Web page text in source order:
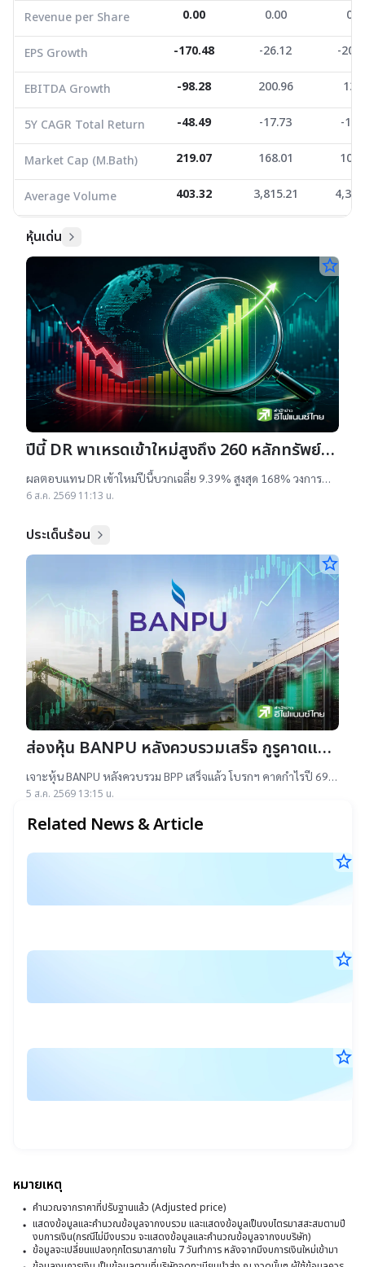
Market Cap (M.Bath)
219.07 168.01
Average Volume
403.32 3,815.21
Revenue per Share 0.00 0.00
EPS Growth -170.48 -26.12 -
EBITDA Growth -98.28 200.96
5Y CAGR Total Return -48.49 -17.73 -
Market Cap (M.Bath) 219.07 168.01
Average Volume 403.32 3,815.21
หุ้นเด่น
star_border
ปีนี้ DR พาเหรดเข้าใหม่สูงถึง 260 หลักทรัพย์
ผลตอบแทนบวกเฉลี่ย 9% สูงสุด 168%
ผลตอบแทน DR เข้าใหม่ปีนี้บวกเฉลี่ย 9.39% สูงสุด 168% วงการ
เผยสาเหตุออกใหม่จำนวนมาก เป็นไปตามความต้องการลงทุนหุ้น
6 ส.ค. 2569 11:13 น.
ประเด็นร้อน
star_border
ส่องหุ้น BANPU หลังควบรวมเสร็จ กูรูคาดแนว
โน้มธุรกิจแจ่ม แถมยีลด์ปันผลดี เป้าสูงสุด
16.50 บาท
เจาะหุ้น BANPU หลังควบรวม BPP เสร็จแล้ว โบรกฯ คาดกำไรปี 69-
70 โต 19-22% เคาะราคาเป้าหมาย 14.50-16.50 บาท ยีลด์ปันผลดี
5 ส.ค. 2569 13:15 น.
Related News & Article
star_border
star_border
star_border
หมายเหตุ
คำนวณจากราคาที่ปรับฐานแล้ว (Adjusted price)
แสดงข้อมูลและคำนวณข้อมูลจากงบรวม และแสดงข้อมูลเป็นงบไตรมาสสะสมตามปี
งบการเงิน(กรณีไม่มีงบรวม จะแสดงข้อมูลและคำนวณข้อมูลจากงบบริษัท)
ข้อมูลจะเปลี่ยนแปลงทุกไตรมาสภายใน 7 วันทำการ หลังจากมีงบการเงินใหม่เข้ามา